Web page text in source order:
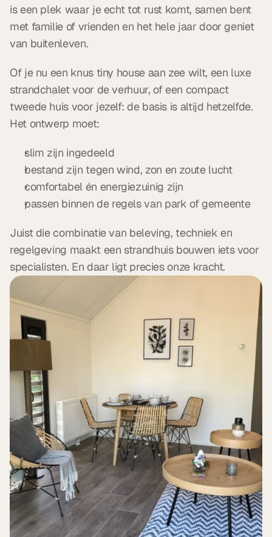
is een plek waar je echt tot rust komt, samen bent
met familie of vrienden en het hele jaar door geniet
van buitenleven.
Of je nu een knus tiny house aan zee wilt, een luxe
strandchalet voor de verhuur, of een compact
tweede huis voor jezelf: de basis is altijd hetzelfde.
Het ontwerp moet:
slim zijn ingedeeld
bestand zijn tegen wind, zon en zoute lucht
comfortabel én energiezuinig zijn
passen binnen de regels van park of gemeente
Juist die combinatie van beleving, techniek en
regelgeving maakt een strandhuis bouwen iets voor
specialisten. En daar ligt precies onze kracht.